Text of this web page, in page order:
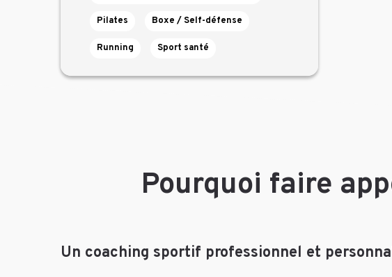
Pilates Boxe / Self-défense
Running Sport santé
Pourquoi faire
Un coaching sportif professionnel et